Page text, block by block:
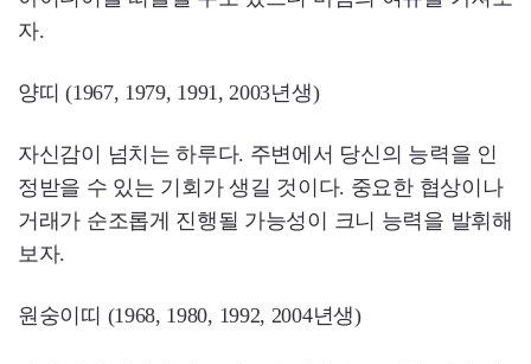
자.
양띠 (1967, 1979, 1991, 2003년생)
자신감이 넘치는 하루다. 주변에서 당신의 능력을 인
정받을 수 있는 기회가 생길 것이다. 중요한 협상이나
거래가 순조롭게 진행될 가능성이 크니 능력을 발휘해
보자.
원숭이띠 (1968, 1980, 1992, 2004년생)